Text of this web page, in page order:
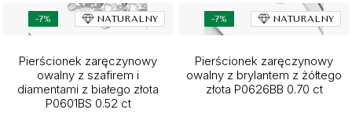
-7% NATURALNY
Pierścionek zaręczynowy
owalny z szafirem i
diamentami z białego złota
P0601BS 0.52 ct
-7% NATURALNY
Pierścionek zaręczynowy
owalny z brylantem z żółtego
złota P0626BB 0.70 ct